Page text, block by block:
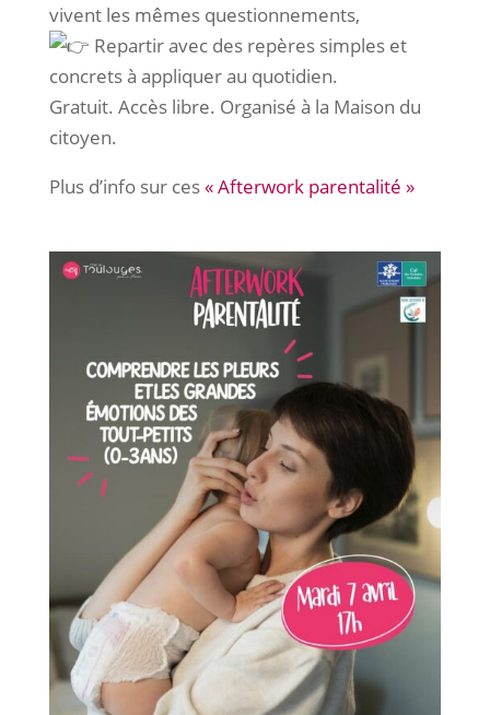
vivent les mêmes questionnements,
Repartir avec des repères simples et
concrets à appliquer au quotidien.
Gratuit. Accès libre. Organisé à la Maison du
citoyen.
Plus d’info sur ces« Afterwork parentalité »